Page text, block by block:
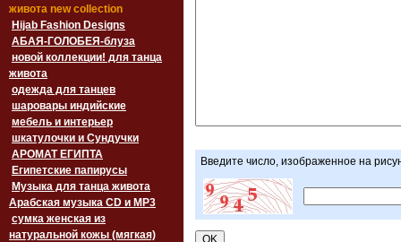
живота new collection
Hijab Fashion Designs
АБАЯ-ГОЛОБЕЯ-блуза
новой коллекции! для танца
живота
одежда для танцев
шаровары индийские
мебель и интерьер
шкатулочки и Сундучки
АРОМАТ ЕГИПТА
Египетские папирусы
Музыка для танца живота
Арабская музыка CD и MP3
сумка женская из
натуральной кожы (мягкая)
Введите число, изображенное на